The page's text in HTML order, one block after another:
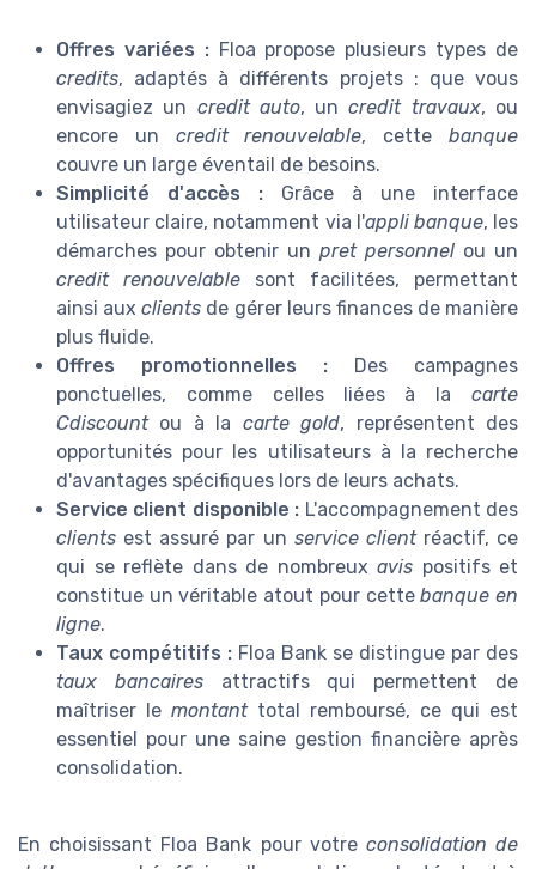
Offres variées :Floa propose plusieurs types de
credits, adaptés à différents projets : que vous
envisagiez un credit auto, uncredit travaux, ou
encore un credit renouvelable, cettebanque
couvre un large éventail de besoins.
Simplicité d'accès : Grâce à une interface
utilisateur claire, notamment via l'appli banque, les
démarches pour obtenir un pret personnel ou un
credit renouvelable sont facilitées, permettant
ainsi auxclients de gérer leurs finances de manière
plus fluide.
Offres promotionnelles : Des campagnes
ponctuelles, comme celles liées à la carte
Cdiscountou à la carte gold, représentent des
opportunités pour les utilisateurs à la recherche
d'avantages spécifiques lors de leurs achats.
Service client disponible : L'accompagnement des
clients est assuré par un service clientréactif, ce
qui se reflète dans de nombreux avis positifs et
constitue un véritable atout pour cettebanque en
ligne.
Taux compétitifs : Floa Bank se distingue par des
taux
bancairesattractifs qui permettent de
maîtriser le montanttotal remboursé, ce qui est
essentiel pour une saine gestion financière après
consolidation.
En choisissant Floa Bank pour votre consolidation de